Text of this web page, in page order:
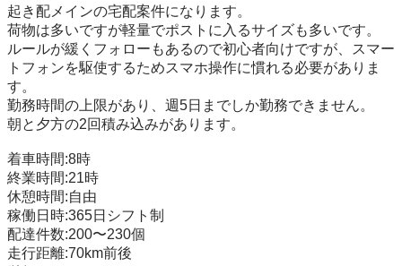
起き配メインの宅配案件になります。
荷物は多いですが軽量でポストに入るサイズも多いです。
ルールが緩くフォローもあるので初心者向けですが、スマー
トフォンを駆使するためスマホ操作に慣れる必要がありま
す。
勤務時間の上限があり、週5日までしか勤務できません。
朝と夕方の2回積み込みがあります。
着車時間:8時
終業時間:21時
休憩時間:自由
稼働日時:365日シフト制
配達件数:200〜230個
走行距離:70km前後